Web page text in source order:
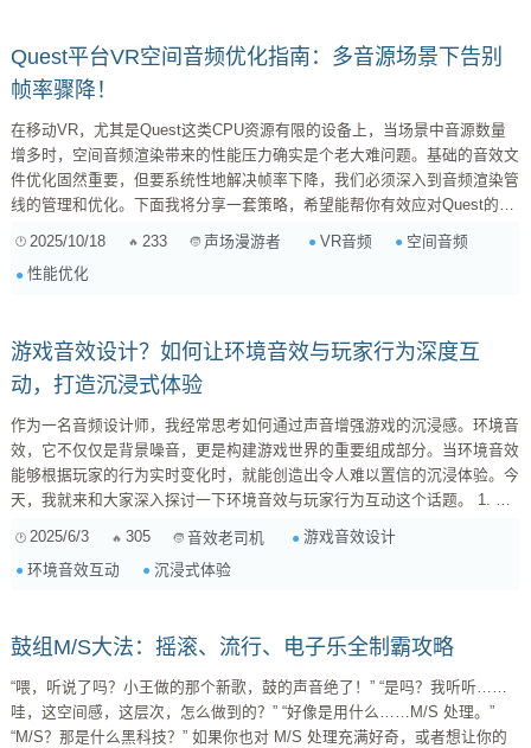
Quest平台VR空间音频优化指南：多音源场景下告别
帧率骤降！
在移动VR，尤其是Quest这类CPU资源有限的设备上，当场景中音源数量
增多时，空间音频渲染带来的性能压力确实是个老大难问题。基础的音效文
件优化固然重要，但要系统性地解决帧率下降，我们必须深入到音频渲染管
线的管理和优化。下面我将分享一套策略，希望能帮你有效应对Quest的
的瓶颈。空间音频的处理，包括声源定位、距离衰减、遮挡计算、混响模拟
以及双耳渲染（HRTF应用），都需要大量的CPU周期。当音源数量爆炸式
2025/10/18 233 声场漫游者 VR音频
空间音频
性能优化
游戏音效设计？如何让环境音效与玩家行为深度互
动，打造沉浸式体验
作为一名音频设计师，我经常思考如何通过声音增强游戏的沉浸感。环境音
效，它不仅仅是背景噪音，更是构建游戏世界的重要组成部分。当环境音效
能够根据玩家的行为实时变化时，就能创造出令人难以置信的沉浸体验。今
天，我就来和大家深入探讨一下环境音效与玩家行为互动这个话题。 1. 理
不同的场景，例如，森林中的鸟鸣虫叫、城市中的喧嚣人声、地牢中的阴森
2025/6/3 305 音效老司机
游戏音效设计
环境音效互动
沉浸式体验
鼓组M/S大法：摇滚、流行、电子乐全制霸攻略
“喂，听说了吗？小王做的那个新歌，鼓的声音绝了！” “是吗？我听听……
哇，这空间感，这层次，怎么做到的？” “好像是用什么……M/S 处理。”
“M/S？那是什么黑科技？” 如果你也对 M/S 处理充满好奇，或者想让你的